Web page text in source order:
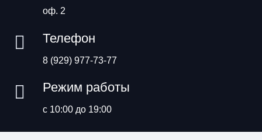
оф. 2
Телефон
8 (929) 977-73-77
Режим работы
с 10:00 до 19:00